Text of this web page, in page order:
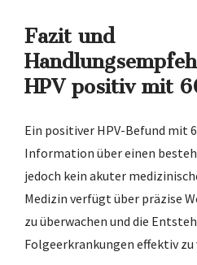
Fazit und
HPV positiv mit
Ein positiver HPV-Befund mit
Information über einen
jedoch kein akuter
Medizin verfügt über präzise
zu überwachen und die
Folgeerkrankungen effektiv zu